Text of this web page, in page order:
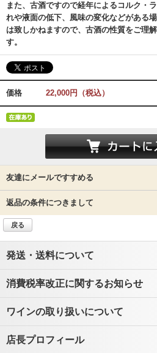
また、古酒ですので経年によるコルク・
れや液面の低下、風味の変化などがある
は致しかねますので、古酒の性質をご理
す。
価格 22,000円（税込）
友達にメールですすめる
返品の条件につきまして
戻る
発送・送料について
消費税率改正に関するお知らせ
ワインの取り扱いについて
店長プロフィール